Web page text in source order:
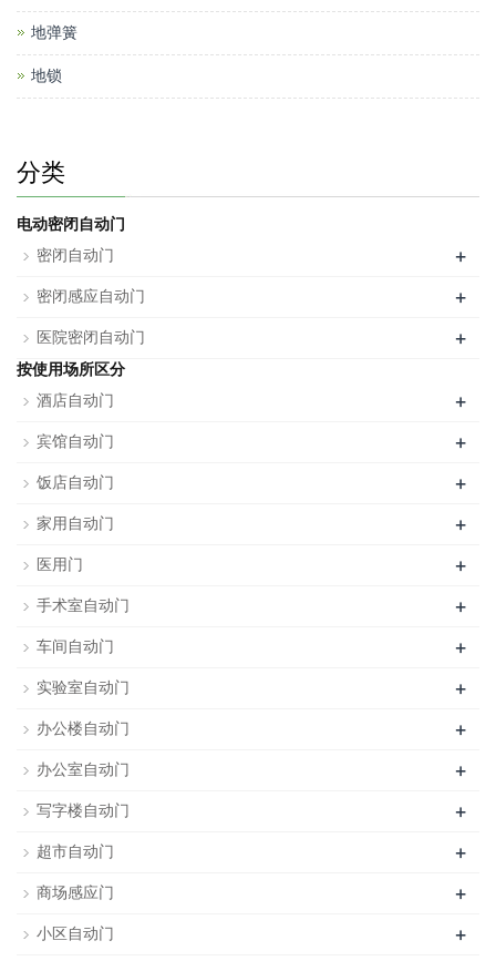
地弹簧
地锁
分类
电动密闭自动门
密闭自动门
+
密闭感应自动门 +
医院密闭自动门 +
按使用场所区分
酒店自动门
+
宾馆自动门 +
饭店自动门 +
家用自动门 +
医用门 +
手术室自动门 +
车间自动门 +
实验室自动门 +
办公楼自动门 +
办公室自动门 +
写字楼自动门 +
超市自动门 +
商场感应门 +
小区自动门 +